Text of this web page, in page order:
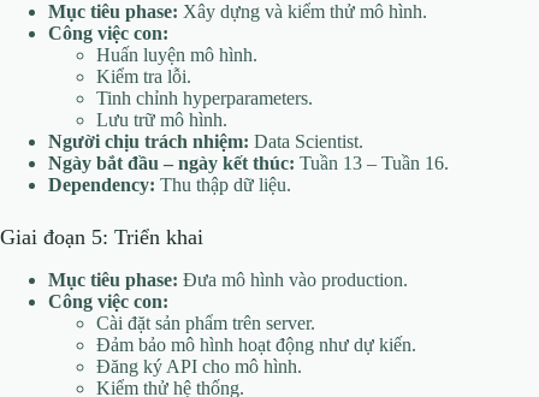
Mục tiêu phase: Xây dựng và kiểm thử mô hình.
Công việc con:
Huấn luyện mô hình.
Kiểm tra lỗi.
Tinh chỉnh hyperparameters.
Lưu trữ mô hình.
Người chịu trách nhiệm: Data Scientist.
Ngày bắt đầu – ngày kết thúc: Tuần 13 – Tuần 16.
Dependency: Thu thập dữ liệu.
Giai đoạn 5: Triển khai
Mục tiêu phase: Đưa mô hình vào production.
Công việc con:
Cài đặt sản phẩm trên server.
Đảm bảo mô hình hoạt động như dự kiến.
Đăng ký API cho mô hình.
Kiểm thử hệ thống.